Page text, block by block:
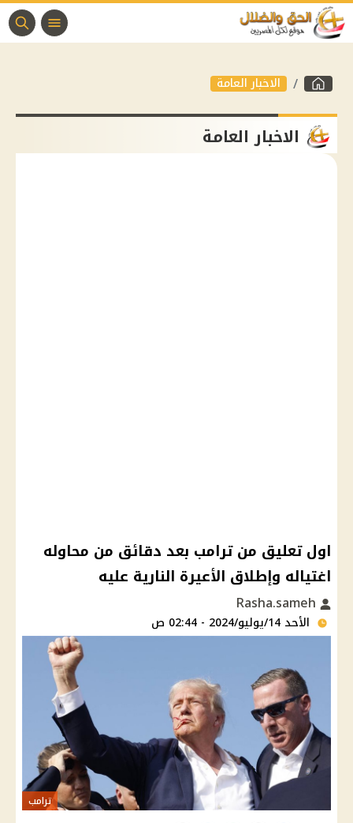
الاخبار العامة
الاخبار العامة
اول تعليق من ترامب بعد دقائق من محاوله
اغتياله وإطلاق الأعيرة النارية عليه
الأحد 14/يوليو/2024 - 02:44 ص
ترامب